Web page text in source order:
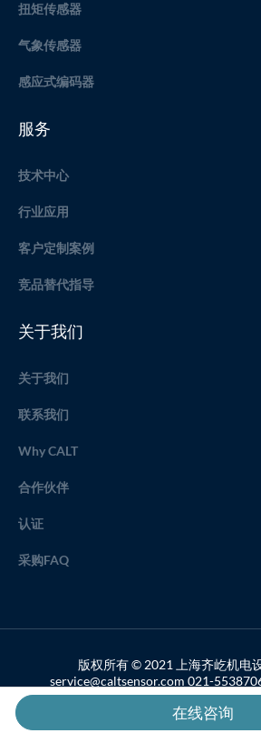
扭矩传感器
气象传感器
感应式编码器
服务
技术中心
行业应用
客户定制案例
竞品替代指导
关于我们
关于我们
联系我们
Why CALT
合作伙伴
认证
采购FAQ
版权所有 © 2021 上海齐屹机电
service@caltsensor.com 021-
备案号：沪ICP备
在线咨询